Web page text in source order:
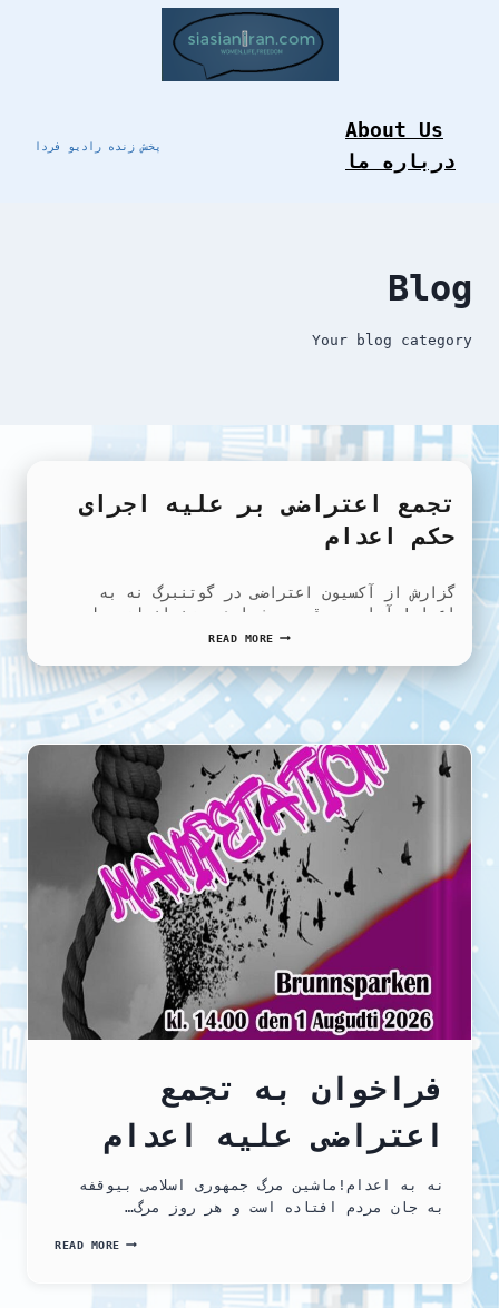
پخش زنده رادیو فردا
About Us
درباره ما
Blog
Your blog category
تجمع اعتراضی بر علیه اجرای
حکم اعدام
گزارش از آکسیون اعتراضی در گوتنبرگ نه به
اعدام! آزادی بی‌قید و شرط همه زندانیان سیاسی…
READ MOREتجمع
بر
علیه
اجرای
حکم
اعدام
فراخوان به تجمع
اعتراضی علیه اعدام
نه به اعدام!ماشين مرگ جمهوری اسلامی بيوقفه
به جان مردم افتادە است و هر روز مرگ…
READ MOREفراخوان